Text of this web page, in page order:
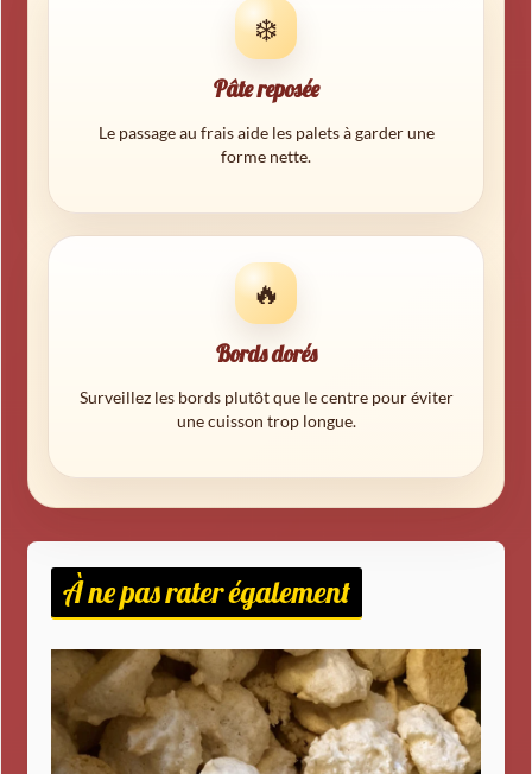
❄️
Pâte reposée
Le passage au frais aide les palets à garder une
forme nette.
🔥
Bords dorés
Surveillez les bords plutôt que le centre pour éviter
une cuisson trop longue.
À ne pas rater également